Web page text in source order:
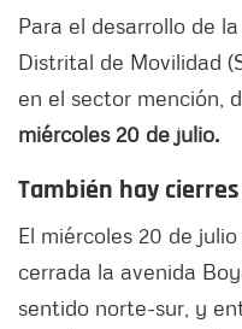
Para el desarrollo de
Distrital de Movilidad
en el sector mención,
miércoles 20 de julio.
También hay
El miércoles 20 de
cerrada la avenida
sentido norte-sur, y